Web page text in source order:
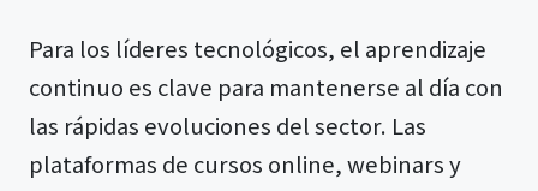
Para los líderes tecnológicos, el aprendizaje
continuo es clave para mantenerse al día con
las rápidas evoluciones del sector. Las
plataformas de cursos online, webinars y